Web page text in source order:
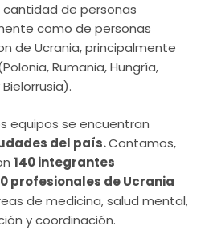
de personas
como de personas
de Ucrania, principalmente
Rumania, Hungría,
equipos se encuentran
del país.Contamos,
140 integrantes
profesionales de Ucrania
de medicina, salud mental,
y coordinación.